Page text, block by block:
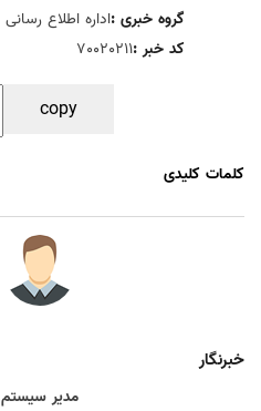
گروه خبری :اداره اطلاع رسانی
کد خبر :70020211
copy
کلمات کلیدی
خبرنگار
مدیر سیستم